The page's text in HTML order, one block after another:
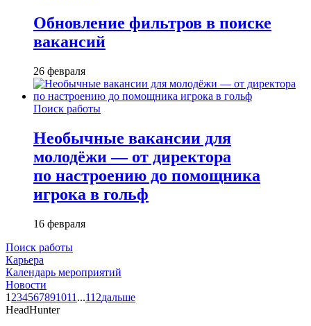
Обновление фильтров в поиске
вакансий
26 февраля
Поиск работы
Необычные вакансии для
молодёжи — от директора
по настроению до помощника
игрока в гольф
16 февраля
Поиск работы
Карьера
Календарь мероприятий
Новости
1 234567891011 ...112дальше
HeadHunter